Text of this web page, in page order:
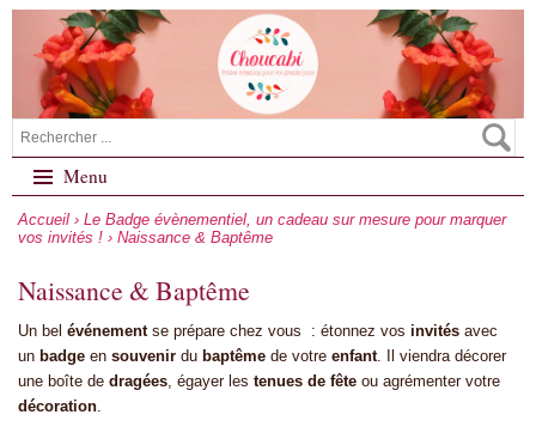
Menu
Accueil › Le Badge évènementiel, un cadeau sur mesure pour marquer
vos invités ! › Naissance & Baptême
Naissance & Baptême
Un bel événement se prépare chez vous : étonnez vos invités avec
un badge en souvenir du baptême de votre enfant . Il viendra décorer
une boîte de dragées , égayer les tenues de fête ou agrémenter votre
décoration